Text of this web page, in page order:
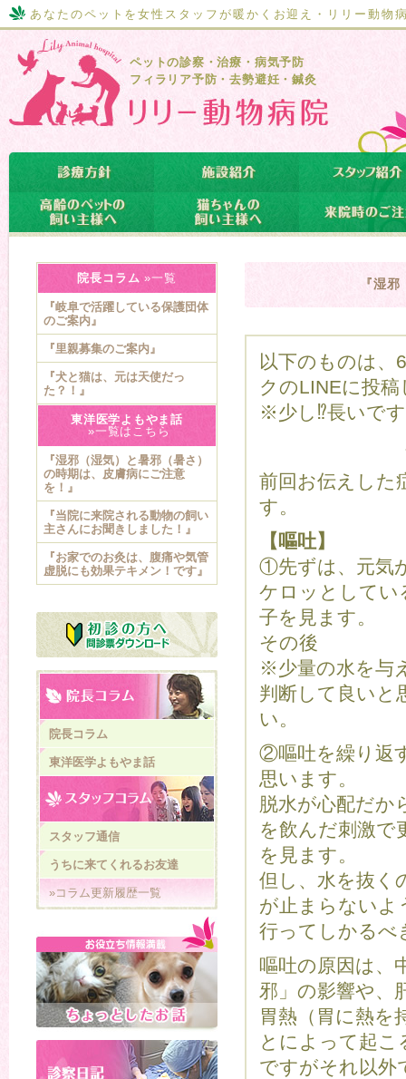
あなたのペットを女性スタッフが暖かくお迎え・リリー動物
ペットの診察・治療・病気予防
フィラリア予防・去勢避妊・鍼灸
『湿
以下のものは、
クのLINEに投
※少し⁉︎長いです
前回お伝えした
す。
【嘔吐】
①先ずは、元気
ケロッとしてい
子を見ます。
その後
※少量の水を与
判断して良いと
い。
②嘔吐を繰り返
思います。
脱水が心配だか
を飲んだ刺激で
を見ます。
但し、水を抜く
が止まらないよ
行ってしかるべ
嘔吐の原因は、
邪」の影響や、
胃熱（胃に熱を
とによって起
ですがそれ以外
院長コラム »一覧
『岐阜で活躍している保護団体
のご案内』
『里親募集のご案内』
『犬と猫は、元は天使だっ
た？！』
東洋医学よもやま話
»一覧はこちら
『湿邪（湿気）と暑邪（暑さ）
の時期は、皮膚病にご注意
を！』
『当院に来院される動物の飼い
主さんにお聞きしました！』
『お家でのお灸は、腹痛や気管
虚脱にも効果テキメン！です』
院長コラム
東洋医学よもやま話
スタッフ通信
うちに来てくれるお友達
»コラム更新履歴一覧